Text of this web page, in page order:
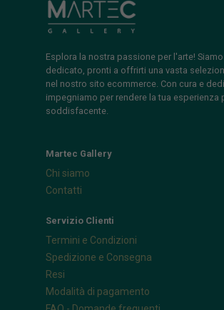
Esplora la nostra passione per l'arte!
dedicato, pronti a offrirti una vasta
nel nostro sito ecommerce. Con cura e
impegniamo per rendere la tua esperienza
soddisfacente.
Martec Gallery
Chi siamo
Contatti
Servizio Clienti
Termini e Condizioni
Spedizione e Consegna
Resi
Modalità di pagamento